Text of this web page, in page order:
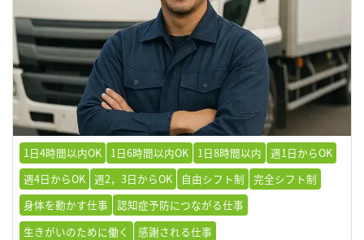
1日4時間以内OK 1日6時間以内OK 1日8時間以内
週1日からOK
週4日からOK 週2，3日からOK 自由シフト制
完全シフト制
身体を動かす仕事
認知症予防につながる仕事
生きがいのために働く
感謝される仕事